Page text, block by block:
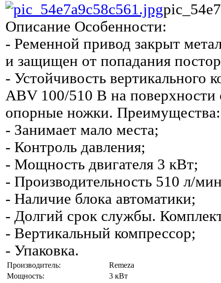
Описание Особенности:
- Ременной привод закрыт
и защищен от попадания
- Устойчивость вертикального
ABV 100/510 В на поверхности
опорные ножки. Преимущества:
- Занимает мало места;
- Контроль давления;
- Мощность двигателя 3 кВт;
- Производительность 510 л/
- Наличие блока автоматики;
- Долгий срок службы.
- Вертикальный компрессор;
- Упаковка.
Производитель:
Remeza
Мощность:
3 кВт